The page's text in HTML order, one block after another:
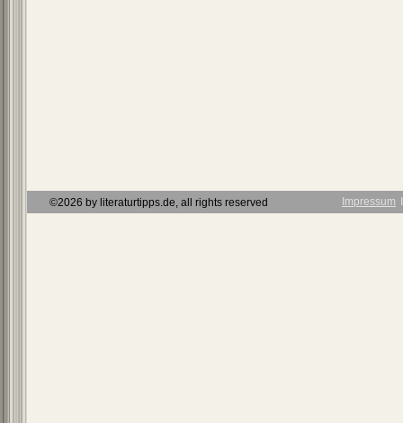
©2026 by literaturtipps.de, all rights reserved Impressum